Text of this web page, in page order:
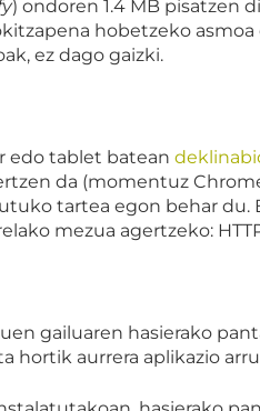
) ondoren 1.4 MB pisatzen
hobetzeko
ez dago gaizki.
edo tablet batean
da (momentuz
tartea egon behar du.
mezua agertzeko:
gailuaren hasierako
hortik aurrera aplikazio